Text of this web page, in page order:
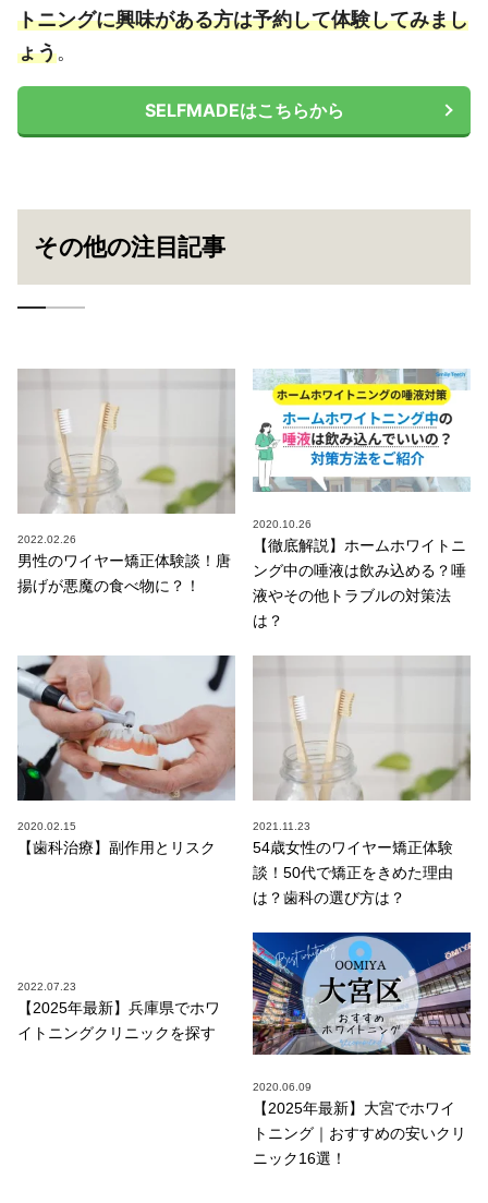
トニングに興味がある方は予約して体験してみまし
ょう。
SELFMADEはこちらから
その他の注目記事
2022.02.26
男性のワイヤー矯正体験談！唐
揚げが悪魔の食べ物に？！
2020.10.26
【徹底解説】ホームホワイトニ
ング中の唾液は飲み込める？唾
液やその他トラブルの対策法
は？
2020.02.15
【歯科治療】副作用とリスク
2021.11.23
54歳女性のワイヤー矯正体験
談！50代で矯正をきめた理由
は？歯科の選び方は？
2022.07.23
【2025年最新】兵庫県でホワ
イトニングクリニックを探す
2020.06.09
【2025年最新】大宮でホワイ
トニング｜おすすめの安いクリ
ニック16選！